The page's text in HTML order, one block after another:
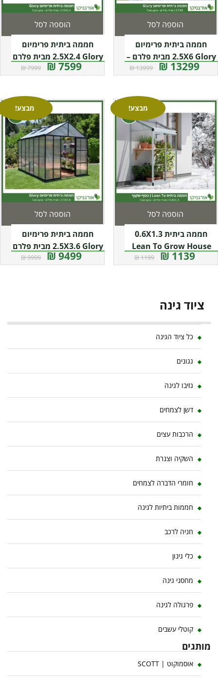
חממה ביתית פרימיום
2.5X6 Glory מבית פלרם –
קנופיה13299 ₪
13999 ₪
הוספה לסל
חממה ביתית פרימיום
2.5X2.4 Glory מבית פלרם
– Canopia
7599 ₪
7999 ₪
הוספה לסל
מבצע!
חממה ביתית 0.6X1.3
Lean To Grow House
שקופה מבית פלרם –
1139 ₪
1199 ₪
הוספה לסל
מבצע!
חממה ביתית פרימיום
2.5X3.6 Glory מבית פלרם
– Canopia
9499 ₪
9999 ₪
הוספה לסל
ציוד גינה
כל ציוד הגינה
גגונים
גזיבו לגינה
דשן לצמחים
הרכבות עצים
השקיה וצנרת
חומרי הדברה לצמחים
חממות ביתיות לגינה
חניה לרכב
כלי גינון
מחסני גינה
פרגולה לגינה
קוטלי עשבים
מותגים
אוסמוקוט | SCOTT